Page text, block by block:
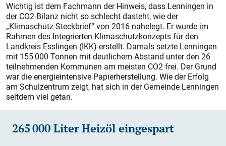
Wichtig ist dem Fachmann der Hinweis, dass Lenningen in
der CO2-Bilanz nicht so schlecht dasteht, wie der
„Klimaschutz-Steckbrief“ von 2016 nahelegt. Er wurde im
Rahmen des Integrierten Klimaschutzkonzepts für den
Landkreis Esslingen (IKK) erstellt. Damals setzte Lenningen
mit 155 000 Tonnen mit deutlichem Abstand unter den 26
teilnehmenden Kommunen am meisten CO2frei. Der Grund
war die energieintensive Papierherstellung. Wie der Erfolg
am Schulzentrum zeigt, hat sich in der Gemeinde Lenningen
seitdem viel getan.
265 000 Liter Heizöl eingespart